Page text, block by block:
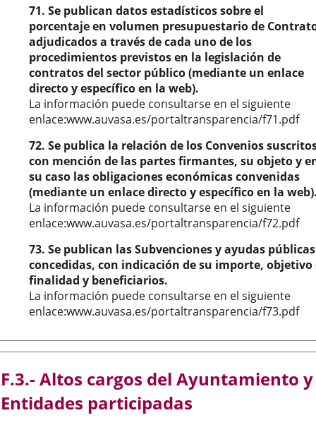
71. Se publican datos estadísticos sobre el
porcentaje en volumen presupuestario de
adjudicados a través de cada uno de los
procedimientos previstos en la legislación de
contratos del sector público (mediante un enlace
directo y específico en la web).
La información puede consultarse en el siguiente
enlace:www.auvasa.es/portaltransparencia/f71.pdf
72. Se publica la relación de los Convenios
con mención de las partes firmantes, su objeto y
su caso las obligaciones económicas convenidas
(mediante un enlace directo y específico en la
La información puede consultarse en el siguiente
enlace:www.auvasa.es/portaltransparencia/f72.pdf
73. Se publican las Subvenciones y ayudas públicas
concedidas, con indicación de su importe, objetivo
finalidad y beneficiarios.
La información puede consultarse en el siguiente
enlace:www.auvasa.es/portaltransparencia/f73.pdf
F.3.- Altos cargos del Ayuntamiento y
Entidades participadas